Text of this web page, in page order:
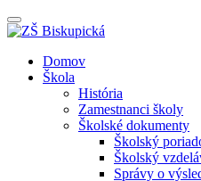
Prepínateľná
navigácia
Prejsť
Domov
Škola
História
Zamestnanci školy
Školské dokumenty
Školský
Školský
Správy o